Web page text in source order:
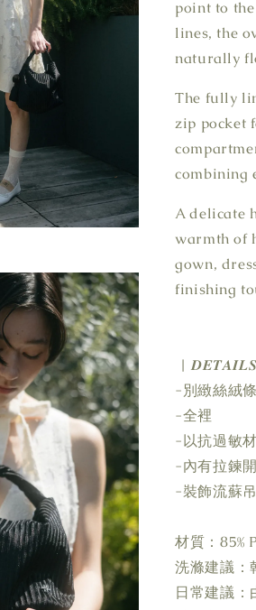
point to
lines, the
naturally
The fully
zip pocket
combining
A delicate
warmth of
gown,
finishing
| 𝑫𝑬𝑻𝑨𝑰𝑳𝑺
-別緻絲絨
-全裡
-以抗過敏
-內有拉鍊
-裝飾流蘇
材質：85%
洗滌建議：
日常建議：